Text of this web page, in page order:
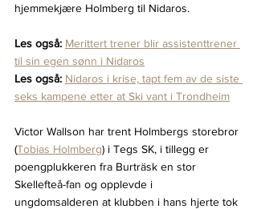
hjemmekjære Holmberg til Nidaros.
Les også: Merittert trener blir assistenttrener
til sin egen sønn i Nidaros
Les også: Nidaros i krise, tapt fem av de siste
seks kampene etter at Ski vant i Trondheim
Victor Wallson har trent Holmbergs storebror
(Tobias Holmberg) i Tegs SK, i tillegg er
poengplukkeren fra Burträsk en stor
Skellefteå-fan og opplevde i
ungdomsalderen at klubben i hans hjerte tok